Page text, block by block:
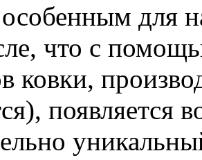
особенным для
что с
ковки,
появляется